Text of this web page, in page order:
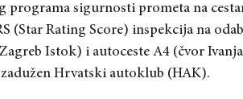
programa sigurnosti prometa na
(Star Rating Score) inspekcija na
Istok) i autoceste A4 (čvor
Hrvatski autoklub (HAK).